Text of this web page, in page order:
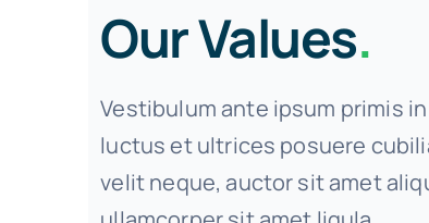
Our Values.
Vestibulum ante ipsum primis
luctus et ultrices posuere
velit neque, auctor sit amet